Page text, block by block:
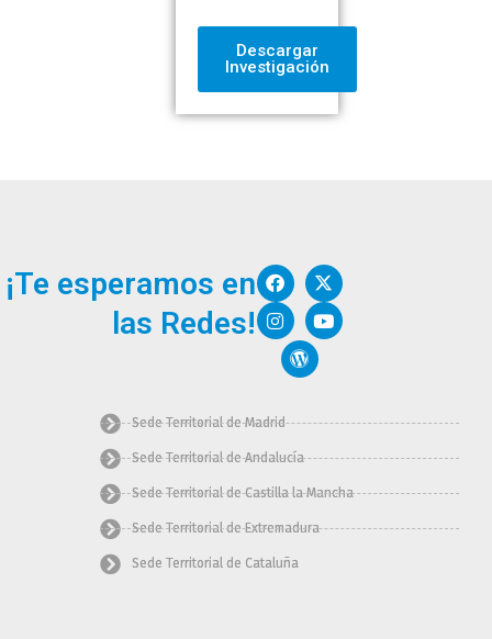
Descargar
Investigación
¡Te esperamos en
las Redes!
F
a
c
e
b
o
X
-
t
w
i
r
I
n
s
t
a
g
m
Y
o
u
t
u
W
o
d
p
r
e
s
Sede Territorial de Madrid
Sede Territorial de Andalucía
Sede Territorial de Castilla la Mancha
Sede Territorial de Extremadura
Sede Territorial de Cataluña